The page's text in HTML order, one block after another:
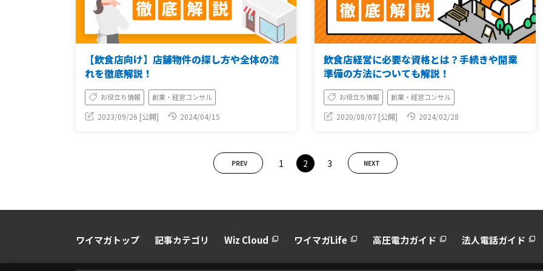
【飲食店向け】店舗物件の探し方や全体の流
れを徹底解説！
お役立ち情報 創業・経営コンサル
2023/09/26 [公開] 2024/04/15
飲食店経営に必要な資格とは？手続きや開業
準備の方法についても解説！
お役立ち情報 創業・経営コンサル
2020/08/07 [公開] 2024/02/28
PREV 1 2 3 NEXT
ワイマガトップ 記事カテゴリ Wiz Cloud ワイマガLife 高圧電力ガイド 法人電話ガイド